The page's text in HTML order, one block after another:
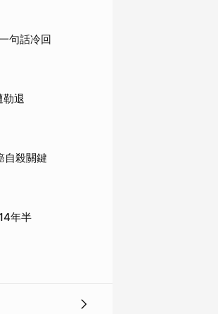
句話冷回
勒退
自殺關鍵
年半